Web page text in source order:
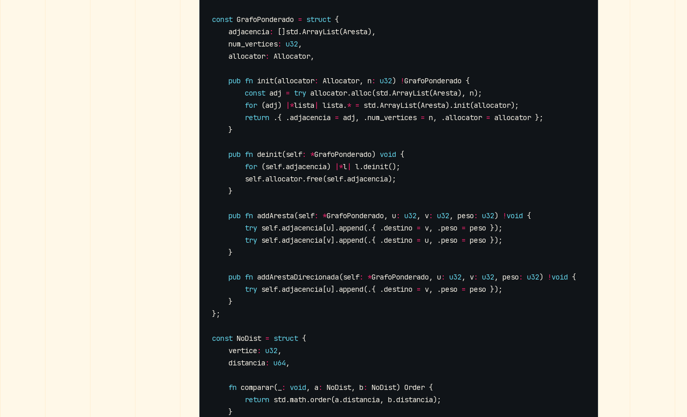
const GrafoPonderado = struct {
adjacencia : [] std .ArrayList(Aresta),
num_vertices: u32 ,
allocator: Allocator,
pub fn init(allocator: Allocator, n : u32) !GrafoPonderado {
const adj = try allocator.alloc(std .ArrayList(Aresta), n);
for (adj) |*lista | lista . * = std .ArrayList(Aresta). init(allocator);
return
.{ .adjacencia = adj , .num_vertices = n , .allocator = allocator };
}
pub fn deinit(self: *GrafoPonderado) void {
for (self.adjacencia) |*l| l.deinit();
self.allocator. free(self.adjacencia);
}
pub fn addAresta(self: *GrafoPonderado , u : u32 , v: u32 , peso : u32) ! void {
try self.adjacencia [u].append(.{ .destino = v, .peso = peso });
try self.adjacencia [v].append(.{ .destino = u , .peso = peso });
}
pub fn addArestaDirecionada(self: *GrafoPonderado , u : u32 , v: u32 , peso : u32) ! void {
try self.adjacencia [u].append(.{ .destino = v, .peso = peso });
}
};
const NoDist = struct {
vertice : u32 ,
distancia : u64 ,
fn comparar( : void , a : NoDist, b : NoDist) Order {
return std .math .order(a .distancia , b .distancia);
}